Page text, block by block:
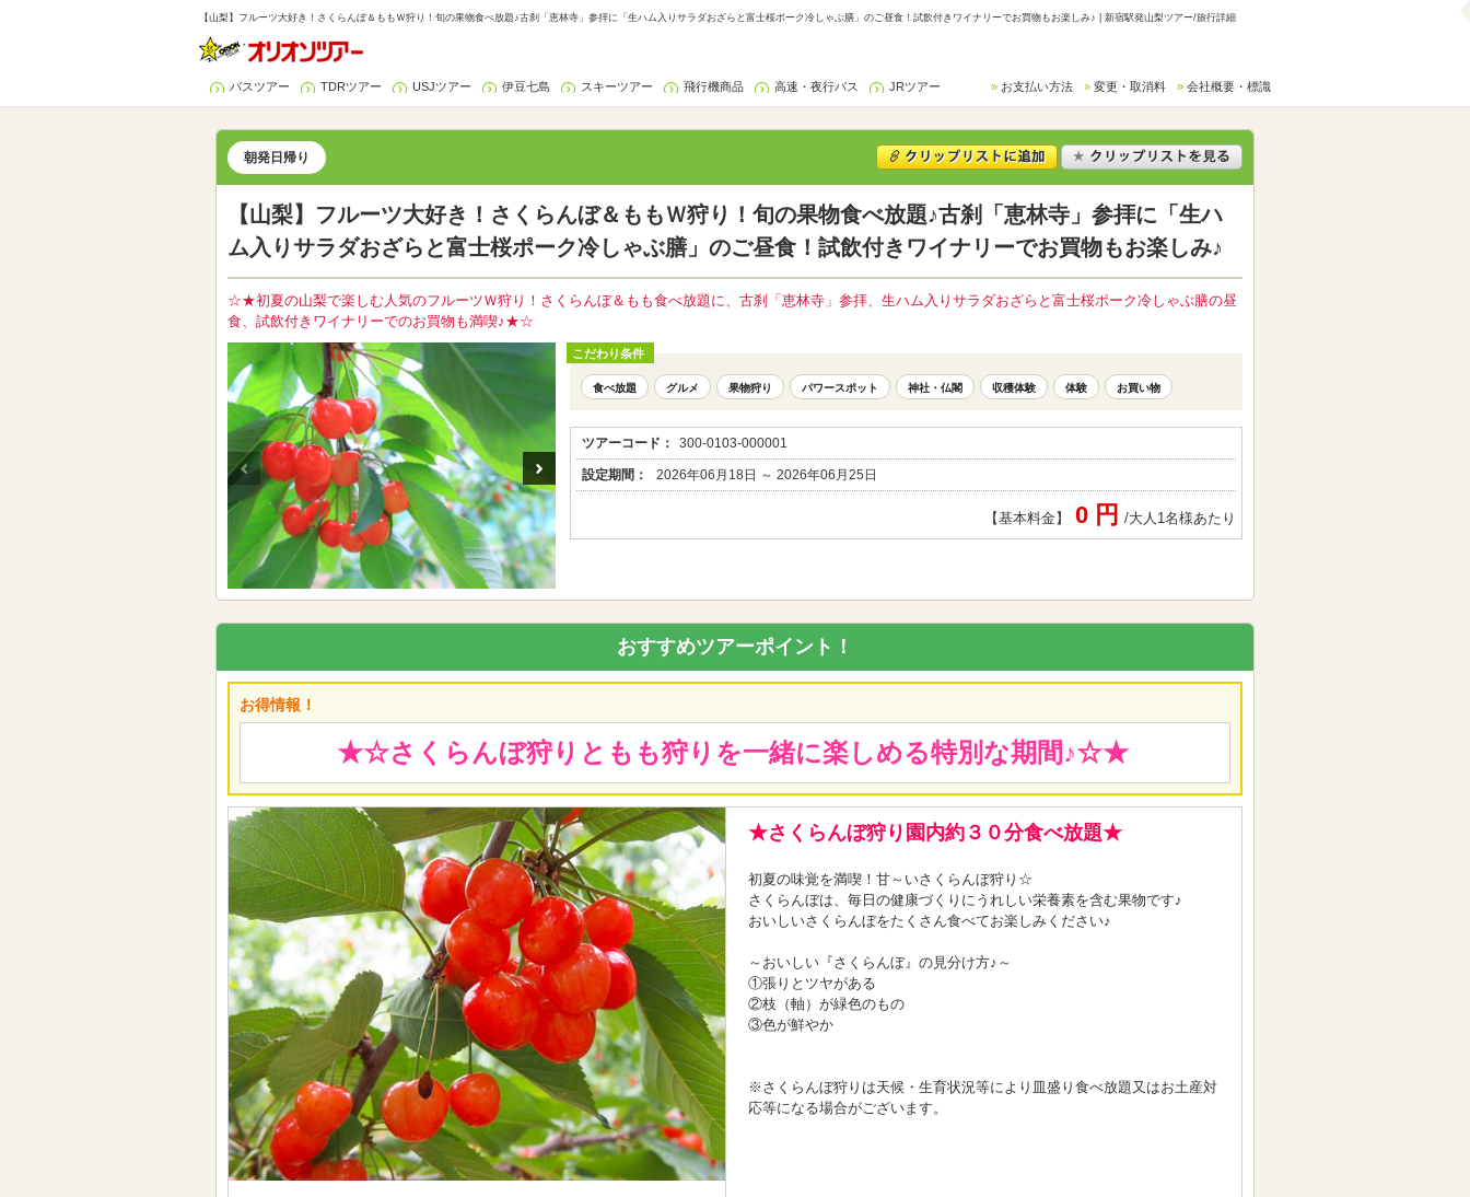
【山梨】フルーツ大好き！さくらんぼ＆ももＷ狩り！旬の果物食べ放題♪古刹「恵林寺」参拝に「生ハム入りサラダおざらと富士桜ポーク冷しゃぶ膳」のご昼食！試飲付きワイナリーでお買物もお楽しみ♪ | 新宿駅発山梨ツアー/旅行詳細
バスツアー TDRツアー USJツアー 伊豆七島 スキーツアー 飛行機商品 高速・夜行バス JRツアー お支払い方法 変更・取消料 会社概要・標識
朝発日帰り
【山梨】フルーツ大好き！さくらんぼ＆ももＷ狩り！旬の果物食べ放題♪古刹「恵林寺」参拝に「生ハ
ム入りサラダおざらと富士桜ポーク冷しゃぶ膳」のご昼食！試飲付きワイナリーでお買物もお楽しみ♪
☆★初夏の山梨で楽しむ人気のフルーツＷ狩り！さくらんぼ＆もも食べ放題に、古刹「恵林寺」参拝、生ハム入りサラダおざらと富士桜ポーク冷しゃぶ膳の昼
食、試飲付きワイナリーでのお買物も満喫♪★☆
こだわり条件
食べ放題 グルメ 果物狩り パワースポット 神社・仏閣 収穫体験 体験 お買い物
ツアーコード： 300-0103-000001
設定期間： 2026年06月18日 ～ 2026年06月25日
【基本料金】 0 円 /大人1名様あたり
おすすめツアーポイント！
お得情報！
★☆さくらんぼ狩りともも狩りを一緒に楽しめる特別な期間♪☆★
★さくらんぼ狩り園内約３０分食べ放題★
初夏の味覚を満喫！甘～いさくらんぼ狩り☆
さくらんぼは、毎日の健康づくりにうれしい栄養素を含む果物です♪
おいしいさくらんぼをたくさん食べてお楽しみください♪
～おいしい『さくらんぼ』の見分け方♪～
①張りとツヤがある
②枝（軸）が緑色のもの
③色が鮮やか
※さくらんぼ狩りは天候・生育状況等により皿盛り食べ放題又はお土産対
応等になる場合がございます。